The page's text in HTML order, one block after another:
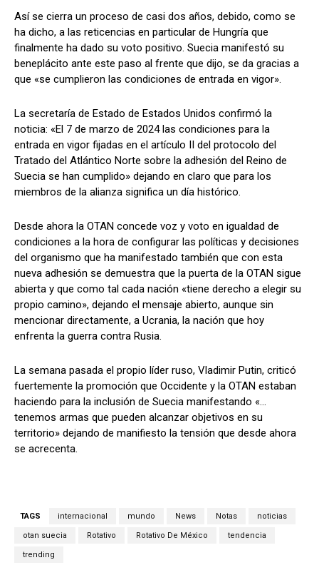
Así se cierra un proceso de casi dos años, debido, como se
ha dicho, a las reticencias en particular de Hungría que
finalmente ha dado su voto positivo. Suecia manifestó su
beneplácito ante este paso al frente que dijo, se da gracias a
que «se cumplieron las condiciones de entrada en vigor».
La secretaría de Estado de Estados Unidos confirmó la
noticia: «El 7 de marzo de 2024 las condiciones para la
entrada en vigor fijadas en el artículo II del protocolo del
Tratado del Atlántico Norte sobre la adhesión del Reino de
Suecia se han cumplido» dejando en claro que para los
miembros de la alianza significa un día histórico.
Desde ahora la OTAN concede voz y voto en igualdad de
condiciones a la hora de configurar las políticas y decisiones
del organismo que ha manifestado también que con esta
nueva adhesión se demuestra que la puerta de la OTAN sigue
abierta y que como tal cada nación «tiene derecho a elegir su
propio camino», dejando el mensaje abierto, aunque sin
mencionar directamente, a Ucrania, la nación que hoy
enfrenta la guerra contra Rusia.
La semana pasada el propio líder ruso, Vladimir Putin, criticó
fuertemente la promoción que Occidente y la OTAN estaban
haciendo para la inclusión de Suecia manifestando «…
tenemos armas que pueden alcanzar objetivos en su
territorio» dejando de manifiesto la tensión que desde ahora
se acrecenta.
TAGS internacional mundo News Notas noticias
otan suecia Rotativo Rotativo De México tendencia
trending